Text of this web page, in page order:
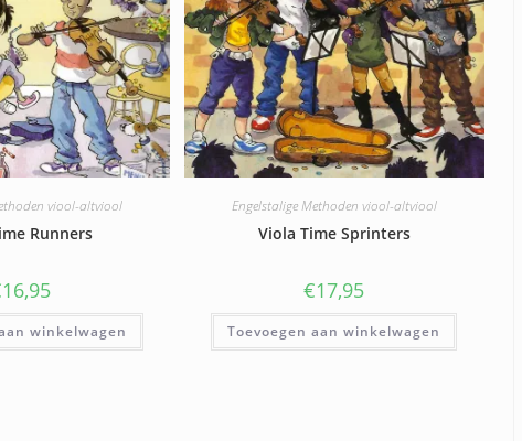
viool-altviool
Runners
16,95
winkelwagen
Engelstalige Methoden viool-altviool
Viola Time Sprinters
€17,95
Toevoegen aan winkelwagen